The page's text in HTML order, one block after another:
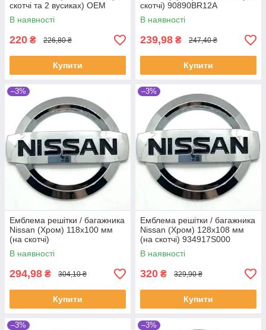
скотчі та 2 вусиках) OEM
5JD853621A
В наявності
220 ₴ 226,80 ₴
Купити
скотчі) 90890BR12A
В наявності
239,98 ₴ 247,40 ₴
Купити
–3%
Емблема решітки / багажника
Nissan (Хром) 118х100 мм
(на скотчі)
В наявності
294,98 ₴ 304,10 ₴
Купити
–3%
Емблема решітки / багажника
Nissan (Хром) 128х108 мм
(на скотчі) 934917S000
В наявності
320 ₴ 329,90 ₴
Купити
–3% –3%